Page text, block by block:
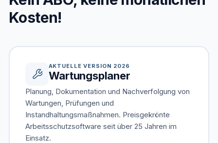
Kosten!
AKTUELLE VERSION 2026
Wartungsplaner
Planung, Dokumentation und Nachverfolgung von
Wartungen, Prüfungen und
Instandhaltungsmaßnahmen. Preisgekrönte
Arbeitsschutzsoftware seit über 25 Jahren im
Einsatz.